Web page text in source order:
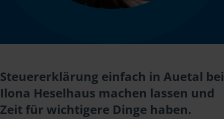
Steuererklärung einfach in Auetal bei
Ilona Heselhaus machen lassen und
Zeit für wichtigere Dinge haben.